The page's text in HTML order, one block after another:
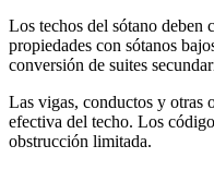
Los techos del sótano deben
propiedades con sótanos
conversión de suites
Las vigas, conductos y otras
efectiva del techo. Los
obstrucción limitada.